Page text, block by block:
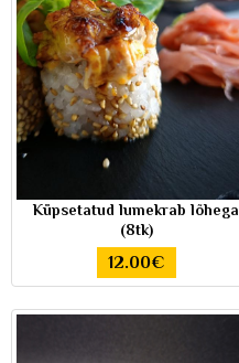
Küpsetatud lumekrab lõhega
(8tk)
12.00€